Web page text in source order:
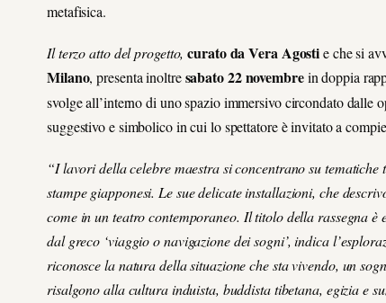
metafisica.
Il terzo atto del progetto, curato da Vera Agostie che si
Milano, presenta inoltresabato 22 novembrein doppia
svolge all’interno di uno spazio immersivo circondato dalle
suggestivo e simbolico in cui lo spettatore è invitato a
“I lavori della celebre maestra si concentrano su
stampe giapponesi. Le sue delicate installazioni, che
come in un teatro contemporaneo. Il titolo della rassegna
dal greco ‘viaggio o navigazione dei sogni’, indica
riconosce la natura della situazione che sta vivendo, un
risalgono alla cultura induista, buddista tibetana, egizia e